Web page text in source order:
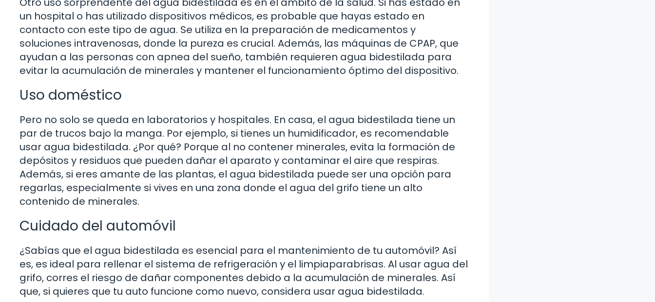
un hospital o has utilizado dispositivos médicos, es probable que hayas estado en
contacto con este tipo de agua. Se utiliza en la preparación de medicamentos y
soluciones intravenosas, donde la pureza es crucial. Además, las máquinas de CPAP, que
ayudan a las personas con apnea del sueño, también requieren agua bidestilada para
evitar la acumulación de minerales y mantener el funcionamiento óptimo del dispositivo.
Uso doméstico
Pero no solo se queda en laboratorios y hospitales. En casa, el agua bidestilada tiene un
par de trucos bajo la manga. Por ejemplo, si tienes un humidificador, es recomendable
usar agua bidestilada. ¿Por qué? Porque al no contener minerales, evita la formación de
depósitos y residuos que pueden dañar el aparato y contaminar el aire que respiras.
Además, si eres amante de las plantas, el agua bidestilada puede ser una opción para
regarlas, especialmente si vives en una zona donde el agua del grifo tiene un alto
contenido de minerales.
Cuidado del automóvil
¿Sabías que el agua bidestilada es esencial para el mantenimiento de tu automóvil? Así
es, es ideal para rellenar el sistema de refrigeración y el limpiaparabrisas. Al usar agua del
grifo, corres el riesgo de dañar componentes debido a la acumulación de minerales. Así
que, si quieres que tu auto funcione como nuevo, considera usar agua bidestilada.